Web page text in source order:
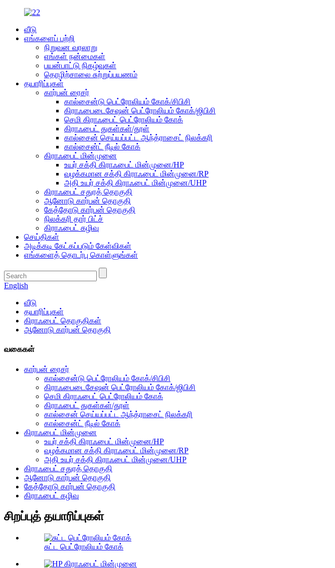
வீடு
எங்களைப் பற்றி
நிறுவன வரலாறு
எங்கள் நன்மைகள்
பயன்பாட்டு நிகழ்வுகள்
தொழிற்சாலை சுற்றுப்பயணம்
தயாரிப்புகள்
கார்பன் ரைசர்
கால்சைன்டு பெட்ரோலியம் கோக்/சிபிசி
கிராஃபைடைசேஷன் பெட்ரோலியம் கோக்/ஜிபிசி
செமி கிராஃபைட் பெட்ரோலியம் கோக்
கிராஃபைட் துகள்கள்/தூள்
கால்சைன் செய்யப்பட்ட ஆந்த்ராசைட் நிலக்கரி
கால்சைன்ட் நீடில் கோக்
கிராஃபைட் மின்முனை
உயர் சக்தி கிராஃபைட் மின்முனை/HP
வழக்கமான சக்தி கிராஃபைட் மின்முனை/RP
அதி உயர் சக்தி கிராஃபைட் மின்முனை/UHP
கிராஃபைட் சதுரத் தொகுதி
ஆனோடு கார்பன் தொகுதி
கேத்தோடு கார்பன் தொகுதி
நிலக்கரி தார் பிட்ச்
கிராஃபைட் கழிவு
செய்திகள்
அடிக்கடி கேட்கப்படும் கேள்விகள்
எங்களைத் தொடர்பு கொள்ளுங்கள்
English
வீடு
தயாரிப்புகள்
கிராஃபைட் தொகுதிகள்
ஆனோடு கார்பன் தொகுதி
வகைகள்
கார்பன் ரைசர்
கால்சைன்டு பெட்ரோலியம் கோக்/சிபிசி
கிராஃபைடைசேஷன் பெட்ரோலியம் கோக்/ஜிபிசி
செமி கிராஃபைட் பெட்ரோலியம் கோக்
கிராஃபைட் துகள்கள்/தூள்
கால்சைன் செய்யப்பட்ட ஆந்த்ராசைட் நிலக்கரி
கால்சைன்ட் நீடில் கோக்
கிராஃபைட் மின்முனை
உயர் சக்தி கிராஃபைட் மின்முனை/HP
வழக்கமான சக்தி கிராஃபைட் மின்முனை/RP
அதி உயர் சக்தி கிராஃபைட் மின்முனை/UHP
கிராஃபைட் சதுரத் தொகுதி
ஆனோடு கார்பன் தொகுதி
கேத்தோடு கார்பன் தொகுதி
கிராஃபைட் கழிவு
சிறப்புத் தயாரிப்புகள்
சுட்ட பெட்ரோலியம் கோக்